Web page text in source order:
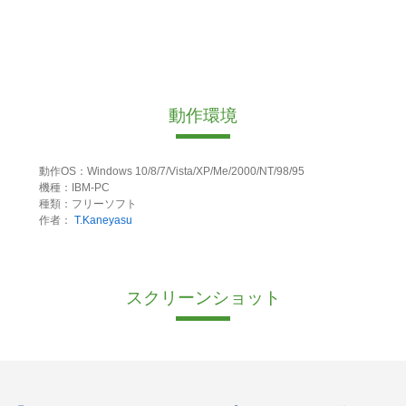
動作環境
動作OS：Windows 10/8/7/Vista/XP/Me/2000/NT/98/95
機種：IBM-PC
種類：フリーソフト
作者： T.Kaneyasu
スクリーンショット